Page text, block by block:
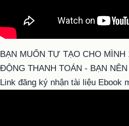
BẠN MUỐN TỰ TẠO CHO
ĐỘNG THANH TOÁN - BẠN
Link đăng ký nhận tài liệu Ebook